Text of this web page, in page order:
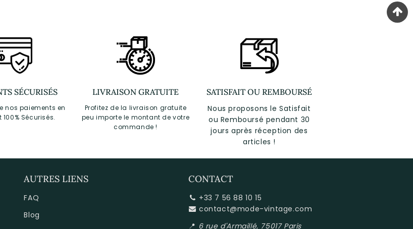
SÉCURISÉS
nos paiements en
Sécurisés.
LIVRAISON GRATUITE
Profitez de la livraison gratuite
peu importe le montant de votre
commande !
SATISFAIT OU REMBOURSÉ
Nous proposons le Satisfait
ou Remboursé pendant 30
jours après réception des
articles !
AUTRES LIENS
FAQ
Blog
CONTACT
+33 7 56 88 10 15
contact@mode-vintage.com
📍 6 rue d'Armaillé, 75017 Paris